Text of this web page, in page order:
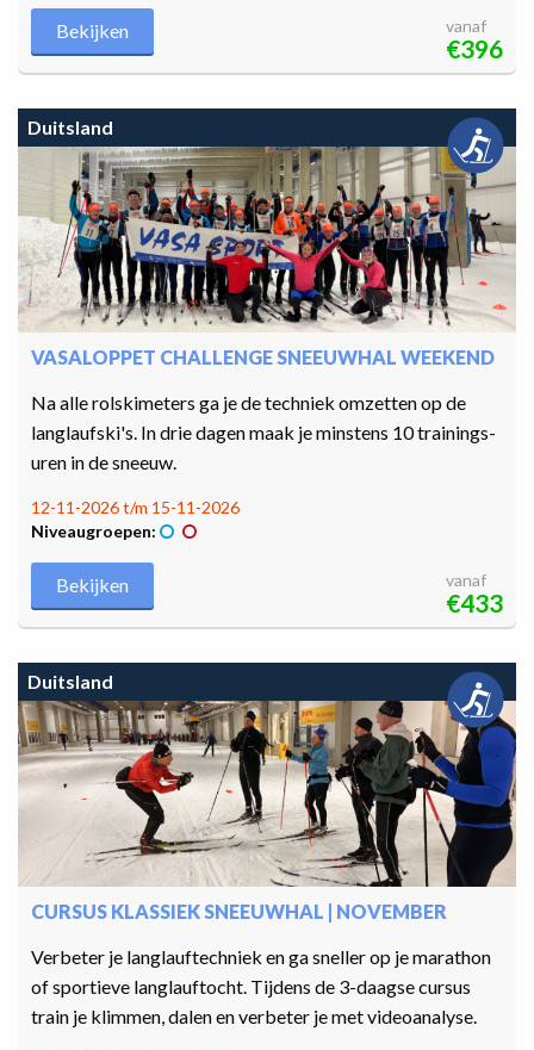
Bekijken vanaf
€396
Duitsland
VASALOPPET CHALLENGE SNEEUWHAL WEEKEND
Na alle rolskimeters ga je de techniek omzetten op de
langlaufski's. In drie dagen maak je minstens 10 trainings-
uren in de sneeuw.
12-11-2026 t/m 15-11-2026
Niveaugroepen:
Bekijken vanaf
€433
Duitsland
CURSUS KLASSIEK SNEEUWHAL | NOVEMBER
Verbeter je langlauftechniek en ga sneller op je marathon
of sportieve langlauftocht. Tijdens de 3-daagse cursus
train je klimmen, dalen en verbeter je met videoanalyse.